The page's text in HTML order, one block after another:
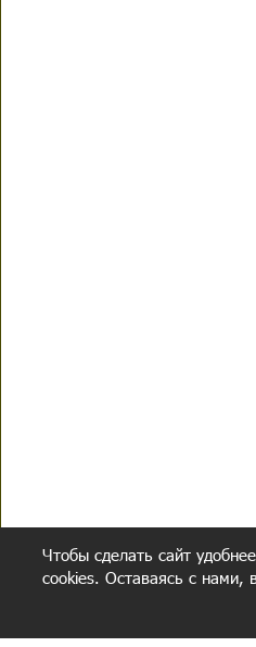
Чтобы сделать сайт
cookies. Оставаясь с нами,